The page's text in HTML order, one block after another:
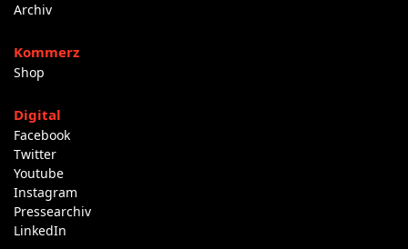
Archiv
Kommerz
Shop
Digital
Facebook
Twitter
Youtube
Instagram
Pressearchiv
LinkedIn